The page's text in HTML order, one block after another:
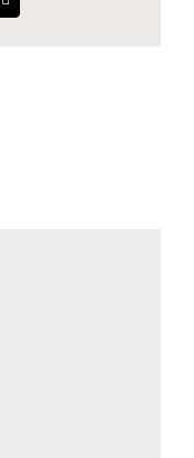
electrónico